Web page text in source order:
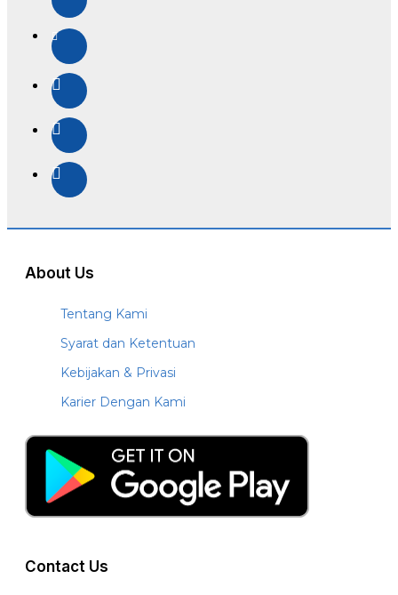
About Us
Tentang Kami
Syarat dan Ketentuan
Kebijakan & Privasi
Karier Dengan Kami
Contact Us